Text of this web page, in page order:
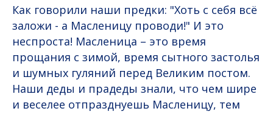
Как говорили наши предки: "Хоть с себя всё
заложи - а Масленицу проводи!" И это
неспроста! Масленица – это время
прощания с зимой, время сытного застолья
и шумных гуляний перед Великим постом.
Наши деды и прадеды знали, что чем шире
и веселее отпразднуешь Масленицу, тем